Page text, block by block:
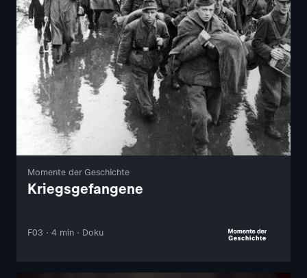
Momente der Geschichte
Kriegsgefangene
F03 · 4 min · Doku